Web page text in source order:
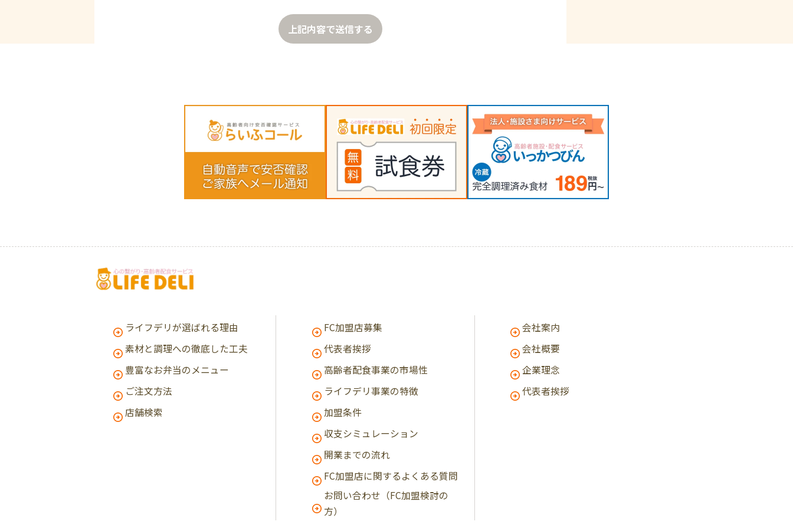
上記内容で送信する
ライフデリが選ばれる理由
素材と調理への徹底した工夫
豊富なお弁当のメニュー
ご注文方法
店舗検索
FC加盟店募集
代表者挨拶
高齢者配食事業の市場性
ライフデリ事業の特徴
加盟条件
収支シミュレーション
開業までの流れ
FC加盟店に関するよくある質問
お問い合わせ（FC加盟検討の
方）
会社案内
会社概要
企業理念
代表者挨拶